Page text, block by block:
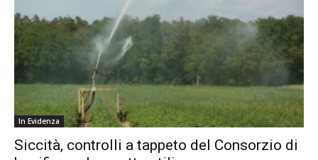
In Evidenza
Siccità, controlli a tappeto del Consorzio di